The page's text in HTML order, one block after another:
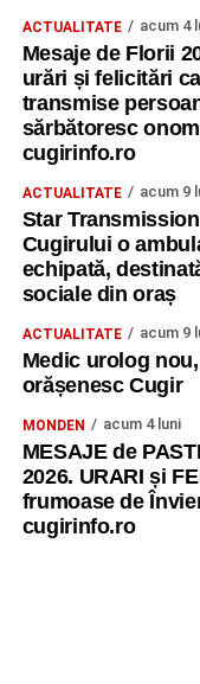
ACTUALITATE acum 4
Mesaje de Florii
urări și felicitări
transmise
sărbătoresc
cugirinfo.ro
ACTUALITATE acum 9
Star
Cugirului o
echipată,
sociale din oraș
ACTUALITATE acum 9
Medic urolog
orășenesc Cugir
MONDEN acum 4 luni
MESAJE de
2026. URARI și
frumoase de
cugirinfo.ro